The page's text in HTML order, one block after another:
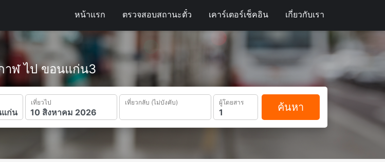
าฬ ไป ขอนแก่น3
เที่ยวไป เที่ยวกลับ (ไม่บังคับ) ผู้โดยสาร ค้นหา
หน้าแรก ตรวจสอบสถานะตั๋ว เคาร์เตอร์เช็คอิน เกี่ยวกับเรา